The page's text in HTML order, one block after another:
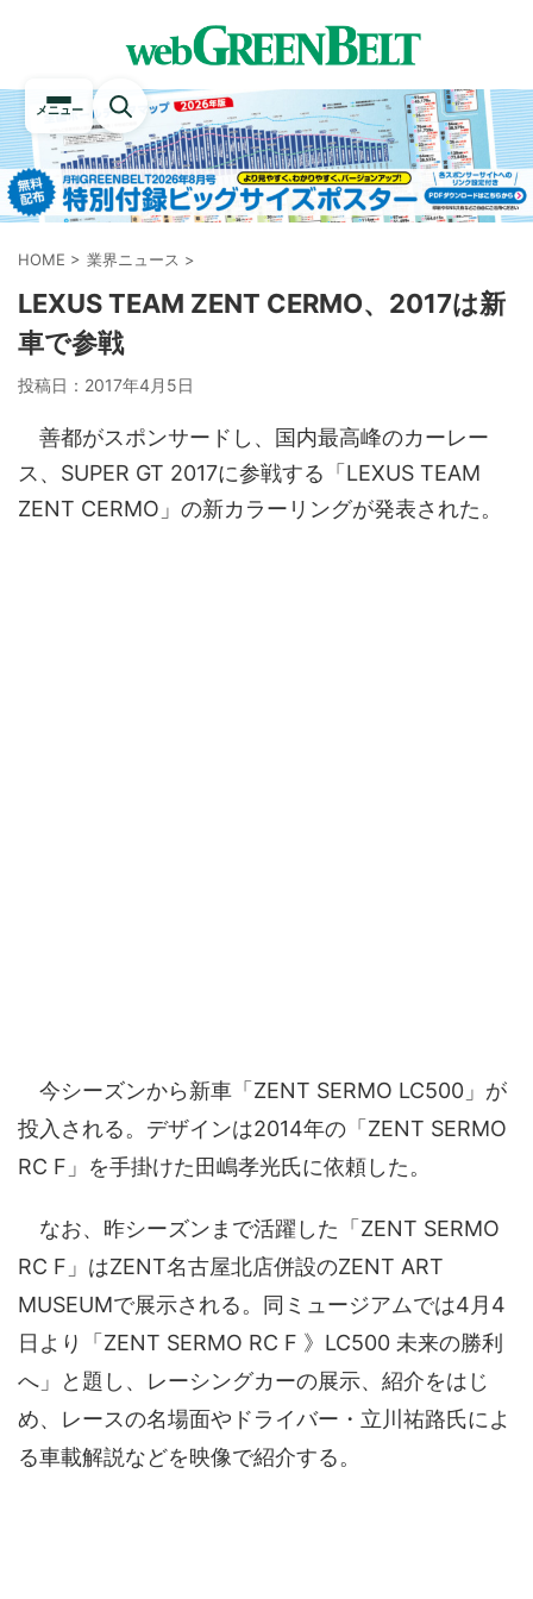
メニュー
HOME > 業界ニュース >
LEXUS TEAM ZENT CERMO、2017は新
車で参戦
投稿日： 2017年4月5日
善都がスポンサードし、国内最高峰のカーレー
ス、SUPER GT 2017に参戦する「LEXUS TEAM
ZENT CERMO」の新カラーリングが発表された。
今シーズンから新車「ZENT SERMO LC500」が
投入される。デザインは2014年の「ZENT SERMO
RC F」を手掛けた田嶋孝光氏に依頼した。
なお、昨シーズンまで活躍した「ZENT SERMO
RC F」はZENT名古屋北店併設のZENT ART
MUSEUMで展示される。同ミュージアムでは4月4
日より「ZENT SERMO RC F 》LC500 未来の勝利
へ」と題し、レーシングカーの展示、紹介をはじ
め、レースの名場面やドライバー・立川祐路氏によ
る車載解説などを映像で紹介する。